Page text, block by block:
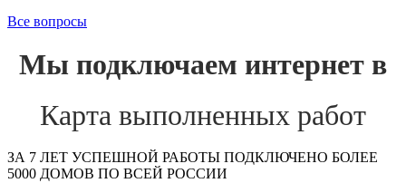
Все вопросы
Мы подключаем интернет в
Карта выполненных работ
ЗА 7 ЛЕТ УСПЕШНОЙ РАБОТЫ ПОДКЛЮЧЕНО БОЛЕЕ
5000 ДОМОВ ПО ВСЕЙ РОССИИ